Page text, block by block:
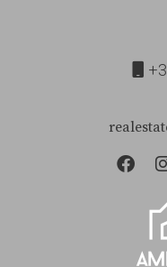
contactar a Amparo